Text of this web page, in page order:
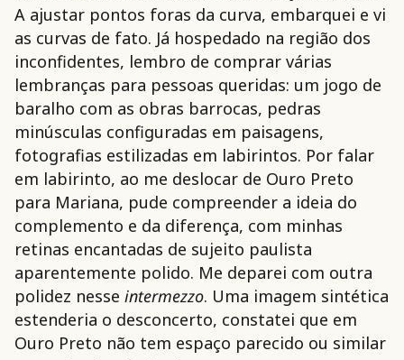
A ajustar pontos foras da curva, embarquei e vi
as curvas de fato. Já hospedado na região dos
inconfidentes, lembro de comprar várias
lembranças para pessoas queridas: um jogo de
baralho com as obras barrocas, pedras
minúsculas configuradas em paisagens,
fotografias estilizadas em labirintos. Por falar
em labirinto, ao me deslocar de Ouro Preto
para Mariana, pude compreender a ideia do
complemento e da diferença, com minhas
retinas encantadas de sujeito paulista
aparentemente polido. Me deparei com outra
polidez nesse intermezzo. Uma imagem sintética
estenderia o desconcerto, constatei que em
Ouro Preto não tem espaço parecido ou similar